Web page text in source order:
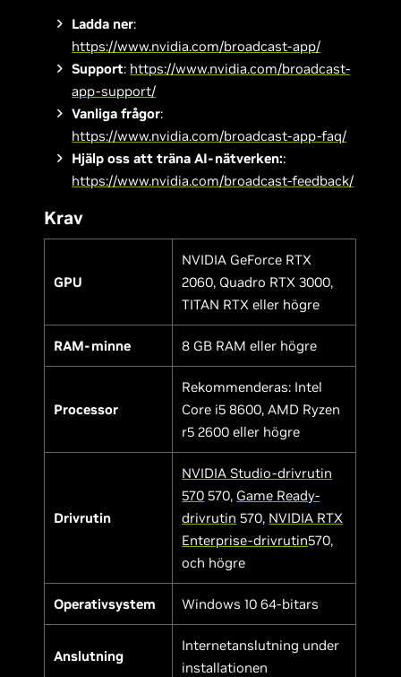
Ladda ner:
https://www.nvidia.com/broadcast-app/
Support: https://www.nvidia.com/broadcast-
app-support/
Vanliga frågor:
https://www.nvidia.com/broadcast-app-faq/
Hjälp oss att träna AI-nätverken::
https://www.nvidia.com/broadcast-feedback/
Krav
GPU
NVIDIA GeForce RTX
2060, Quadro RTX 3000,
TITAN RTX eller högre
RAM-minne 8 GB RAM eller högre
Processor
Rekommenderas: Intel
Core i5 8600, AMD Ryzen
r5 2600 eller högre
Drivrutin
NVIDIA Studio-drivrutin
570 570, Game Ready-
drivrutin 570, NVIDIA RTX
Enterprise-drivrutin570,
och högre
Operativsystem Windows 10 64-bitars
Anslutning
Internetanslutning under
installationen